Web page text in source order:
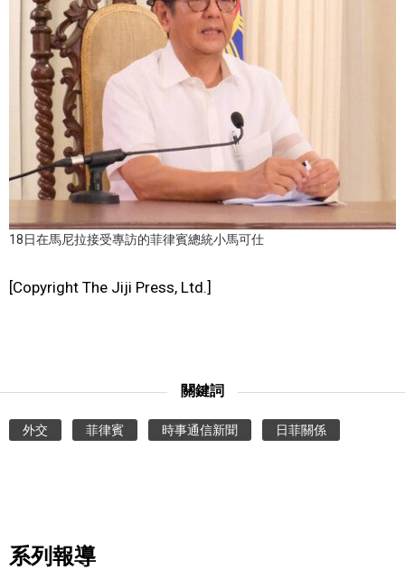
科學技術
生活
運動
娛樂
教育
工作勞動
醫療健康
語言
編輯部通知
18日在馬尼拉接受專訪的菲律賓總統小馬可仕
[Copyright The Jiji Press, Ltd.]
關鍵詞
外交 菲律賓 時事通信新聞 日菲關係
系列報導